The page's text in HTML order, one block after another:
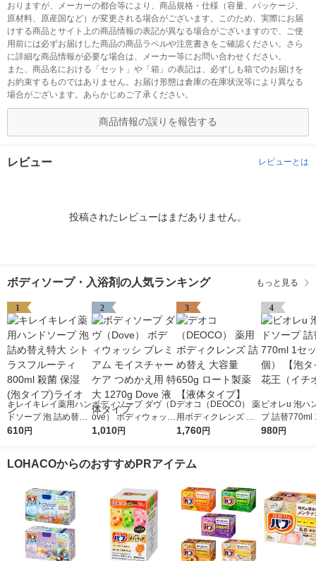
おりますが、メーカーの都合等により、商品規格・仕様（容量、パッケージ、
原材料、原産国など）が変更される場合がございます。このため、実際にお届
けする商品とサイト上の商品情報の表記が異なる場合がございますので、ご使
用前には必ずお届けした商品の商品ラベルや注意書きをご確認ください。さら
に詳細な商品情報が必要な場合は、メーカー等にお問い合わせください。
また、商品名における「セット」や「箱」の表記は、必ずしも箱でのお届けを
お約束するものではありません。お届け形態は倉庫の在庫状況等により異なる
場合がございます。あらかじめご了承ください。
商品情報の誤りを報告する
レビュー レビューとは
投稿されたレビューはまだありません。
ボディソープ・入浴剤の人気ランキング もっと見る
1
キレイキレイ薬用ハン
ドソープ 泡 詰め替え
特大 シトラスフルー
610円
2
ボディソープ ダヴ（D
ove） ボディウォッシ
プレミアム モイスチ
体タイプ
1,010円
3
デオコ（DEOCO） 薬
用ボディクレンズ 詰
め替え 大容量 650g
1,760円
4
ビオレu 泡ハ
プ 詰替770ml
（2個） 【泡
980円
LOHACOからのおすすめPRアイテム